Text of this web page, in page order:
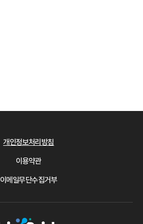
개인정보처리방침
이용약관
이메일무단수집거부